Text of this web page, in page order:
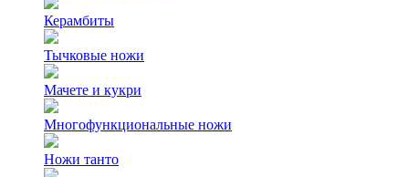
Керамбиты
Тычковые ножи
Мачете и кукри
Многофункциональные ножи
Ножи танто